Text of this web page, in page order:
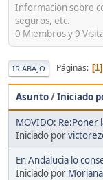
Informacion sobre
seguros, etc.
0 Miembros y 9
IR ABAJO Páginas 1
Asunto/Iniciado
MOVIDO: Re:Poner
Iniciado por
En Andalucia lo
Iniciado por Moriana